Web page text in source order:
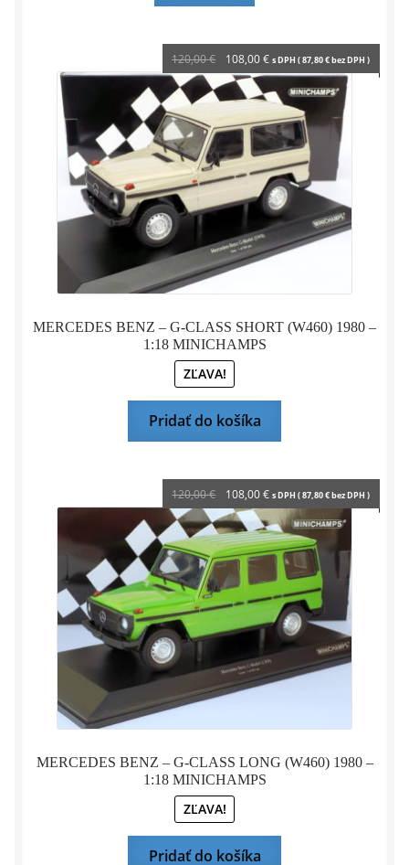
MERCEDES BENZ – G-CLASS SHORT (W460) 1980 –
1:18 MINICHAMPS
ZĽAVA!
120,00€
Pôvodná
cena
bola:
120,00 €.
108,00€Aktuálna
cena
je:
108,00 €.
s DPH (87,80€bez DPH )
Pridať do košíka
MERCEDES BENZ – G-CLASS LONG (W460) 1980 –
1:18 MINICHAMPS
ZĽAVA!
120,00€
Pôvodná
cena
bola:
120,00 €.
108,00€Aktuálna
cena
je:
108,00 €.
s DPH (87,80€bez DPH )
Pridať do košíka